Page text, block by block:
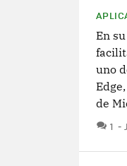
En
uno
de
1